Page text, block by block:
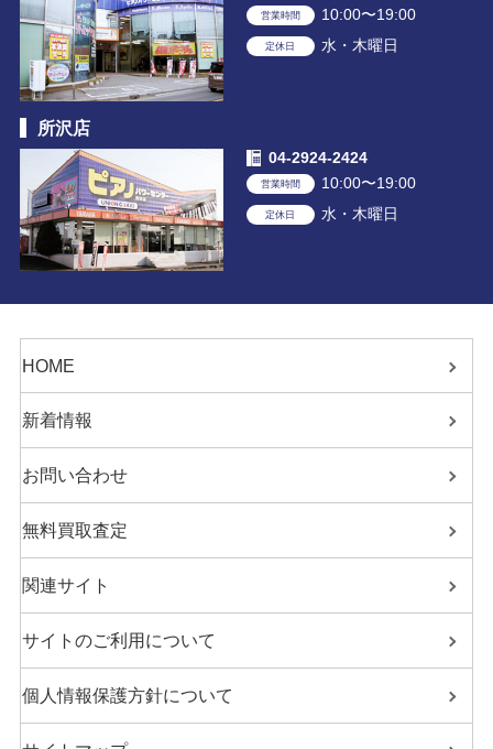
営業時間 10:00〜19:00
定休日 水・木曜日
所沢店
04-2924-2424
営業時間 10:00〜19:00
定休日 水・木曜日
HOME
新着情報
お問い合わせ
無料買取査定
関連サイト
サイトのご利用について
個人情報保護方針について